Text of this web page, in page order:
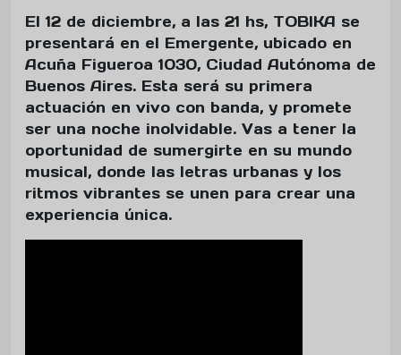
El 12 de diciembre, a las 21 hs, TOBIKA se
presentará en el Emergente, ubicado en
Acuña Figueroa 1030, Ciudad Autónoma de
Buenos Aires. Esta será su primera
actuación en vivo con banda, y promete
ser una noche inolvidable. Vas a tener la
oportunidad de sumergirte en su mundo
musical, donde las letras urbanas y los
ritmos vibrantes se unen para crear una
experiencia única.